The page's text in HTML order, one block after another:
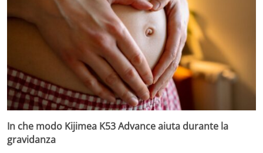
In che modo Kijimea K53 Advance aiuta durante la
gravidanza